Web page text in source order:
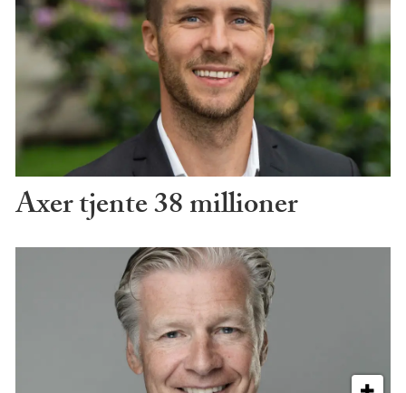
Axer tjente 38 millioner